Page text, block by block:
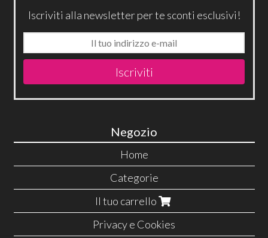
Iscriviti alla newsletter per te sconti esclusivi!
Iscriviti
Negozio
Home
Categorie
Il tuo carrello
Privacy e Cookies